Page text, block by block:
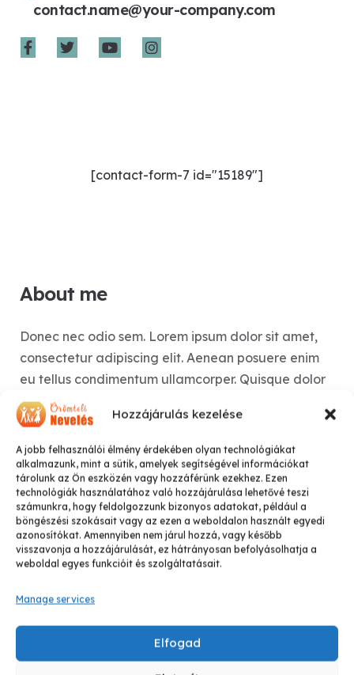
Hozzájárulás kezelése
A jobb felhasználói élmény érdekében olyan technológiákat
alkalmazunk, mint a sütik, amelyek segítségével információkat
tárolunk az Ön eszközén vagy hozzáférünk ezekhez. Ezen
technológiák használatához való hozzájárulása lehetővé teszi
számunkra, hogy feldolgozzunk bizonyos adatokat, például a
böngészési szokásait vagy az ezen a weboldalon használt egyedi
azonosítókat. Amennyiben nem járul hozzá, vagy később
visszavonja a hozzájárulását, ez hátrányosan befolyásolhatja a
weboldal egyes funkcióit és szolgáltatásait.
Manage services
Elfogad
contact.name@your-company.com
[contact-form-7 id="15189"]
About me
Donec nec odio sem. Lorem ipsum dolor sit amet,
consectetur adipiscing elit. Aenean posuere enim
eu tellus condimentum ullamcorper. Quisque dolor
risus, blandit et sem eu, faucibus efficitur augue.
Quisque at ornare ipsum. Curabitur viverra, nibh
vitae bibendum semper, tortor ipsum euismod
mauris, a facilisis ex enim non nibh.
Contact Me